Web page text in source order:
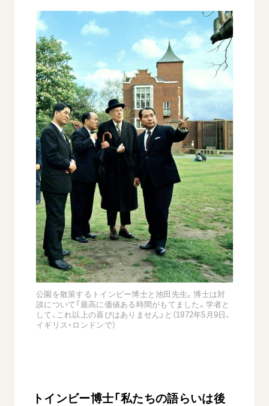
公園を散策するトインビー博士と池田先生。博士は対
談について「最高に価値ある時間がもてました。学者と
して、これ以上の喜びはありません」と（1972年5月9日、
イギリス・ロンドンで）
トインビー博士「私たちの語らいは後